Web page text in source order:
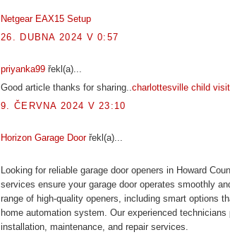
Netgear EAX15 Setup
26. DUBNA 2024 V 0:57
priyanka99 řekl(a)...
Good article thanks for sharing..charlottesville child
9. ČERVNA 2024 V 23:10
Horizon Garage Doorřekl(a)...
Looking for reliable garage door openers in Howard
services ensure your garage door operates smoothly
range of high-quality openers, including smart options
home automation system. Our experienced technicians
installation, maintenance, and repair services.